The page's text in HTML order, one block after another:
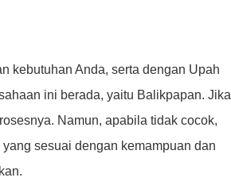
kebutuhan Anda, serta dengan Upah
ini berada, yaitu Balikpapan. Jika
Namun, apabila tidak cocok,
sesuai dengan kemampuan dan